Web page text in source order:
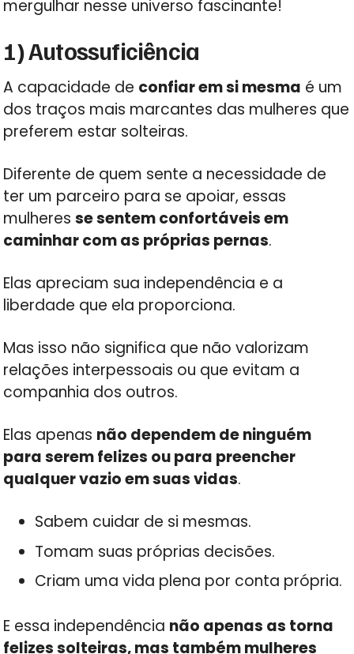
mergulhar nesse universo fascinante!
1) Autossuficiência
A capacidade de confiar em si mesma é um
dos traços mais marcantes das mulheres que
preferem estar solteiras.
Diferente de quem sente a necessidade de
ter um parceiro para se apoiar, essas
mulheresse sentem confortáveis em
caminhar com as próprias pernas.
Elas apreciam sua independência e a
liberdade que ela proporciona.
Mas isso não significa que não valorizam
relações interpessoais ou que evitam a
companhia dos outros.
Elas apenas não dependem de ninguém
para serem felizes ou para preencher
qualquer vazio em suas vidas.
Sabem cuidar de si mesmas.
Tomam suas próprias decisões.
Criam uma vida plena por conta própria.
E essa independência não apenas as torna
felizes solteiras, mas também mulheres